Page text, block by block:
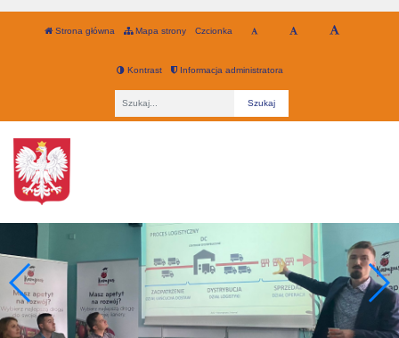
Strona główna Mapa strony Czcionka
Kontrast Informacja administratora